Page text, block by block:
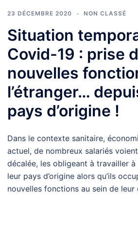
23 DÉCEMBRE 2020 NON CLASSÉ
Situation
Covid-19 : prise
nouvelles
l’étranger…
pays d’origine !
Dans le contexte sanitaire,
actuel, de nombreux salariés
décalée, les obligeant à travailler
leur pays d’origine alors qu’ils
nouvelles fonctions au sein de leur